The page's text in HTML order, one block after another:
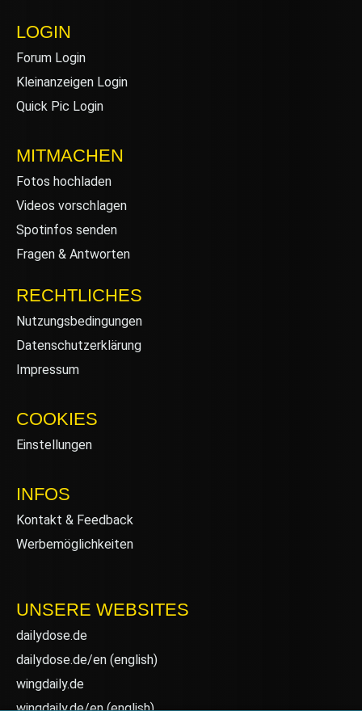
LOGIN
Forum Login
Kleinanzeigen Login
Quick Pic Login
MITMACHEN
Fotos hochladen
Videos vorschlagen
Spotinfos senden
Fragen & Antworten
RECHTLICHES
Nutzungsbedingungen
Datenschutzerklärung
Impressum
COOKIES
Einstellungen
INFOS
Kontakt & Feedback
Werbemöglichkeiten
UNSERE WEBSITES
dailydose.de
dailydose.de/en (english)
wingdaily.de